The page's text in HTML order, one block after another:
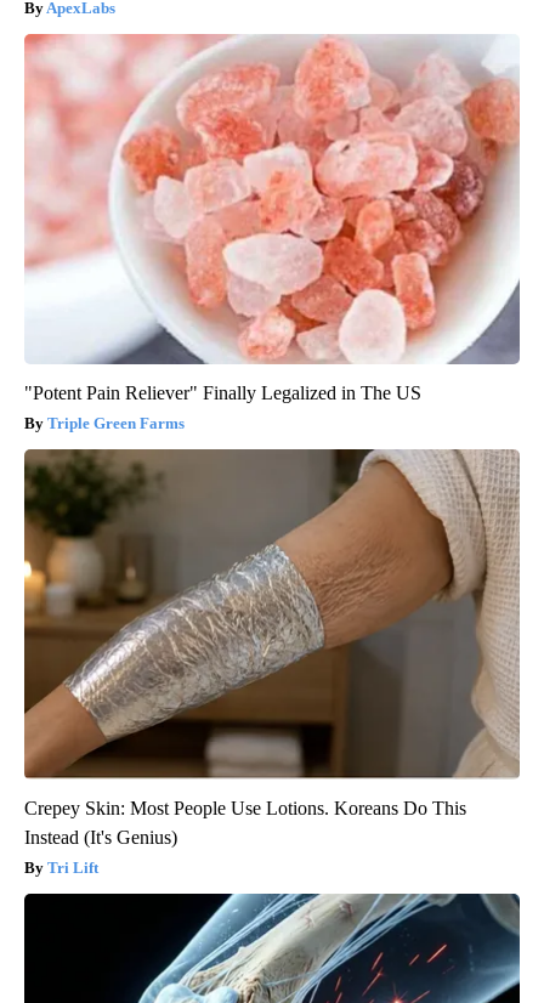
ApexLabs
"Potent Pain Reliever" Finally Legalized in The US
Triple Green Farms
Crepey Skin: Most People Use Lotions. Koreans Do This
Instead (It's Genius)
Tri Lift